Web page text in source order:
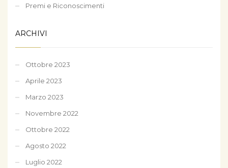
Premi e Riconoscimenti
ARCHIVI
Ottobre 2023
Aprile 2023
Marzo 2023
Novembre 2022
Ottobre 2022
Agosto 2022
Luglio 2022